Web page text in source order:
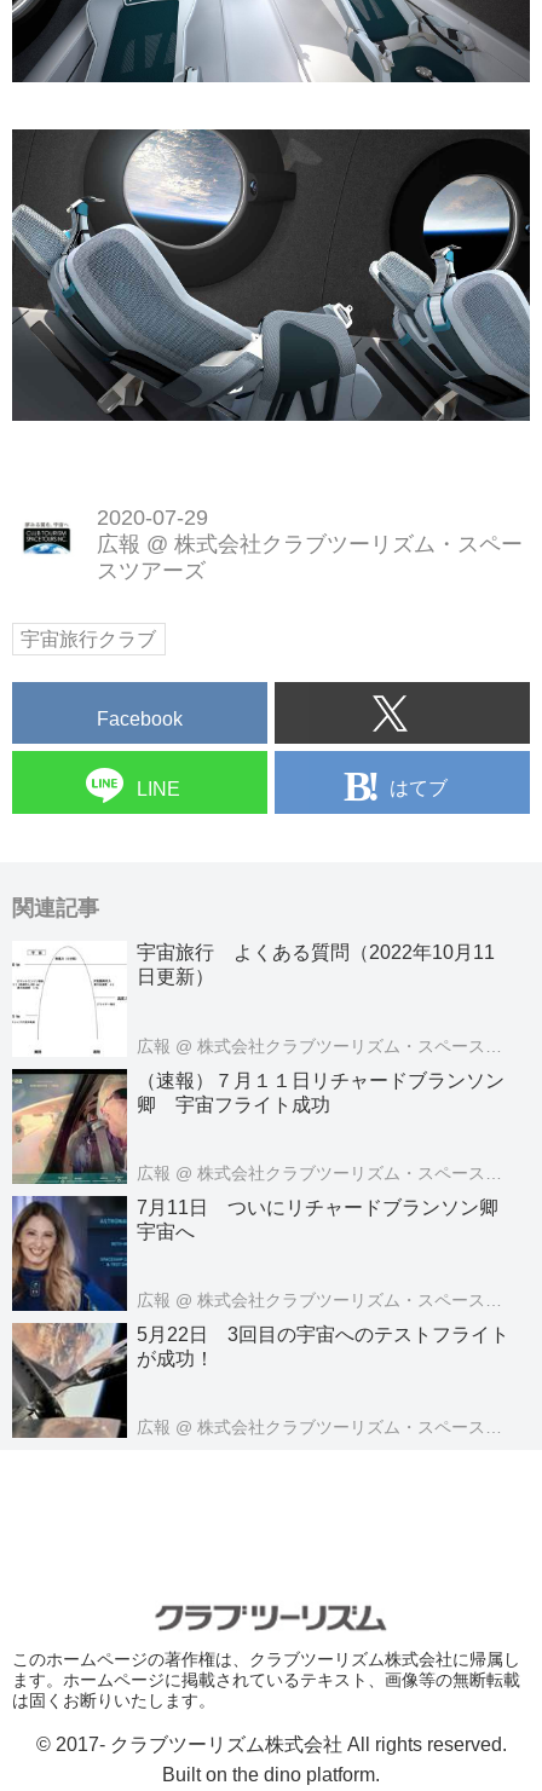
2020-07-29
広報 @ 株式会社クラブツーリズム・スペー
スツアーズ
宇宙旅行クラブ
Facebook
LINE はてブ
関連記事
宇宙旅行 よくある質問（2022年10月11
日更新）
広報 @ 株式会社クラブツーリズム・スペースツアーズ
（速報）７月１１日リチャードブランソン
卿 宇宙フライト成功
広報 @ 株式会社クラブツーリズム・スペースツアーズ
7月11日 ついにリチャードブランソン卿
宇宙へ
広報 @ 株式会社クラブツーリズム・スペースツアーズ
5月22日 3回目の宇宙へのテストフライト
が成功！
広報 @ 株式会社クラブツーリズム・スペースツアーズ
このホームページの著作権は、クラブツーリズム株式会社に帰属し
ます。ホームページに掲載されているテキスト、画像等の無断転載
は固くお断りいたします。
© 2017- クラブツーリズム株式会社 All rights reserved.
Built on the dino platform.